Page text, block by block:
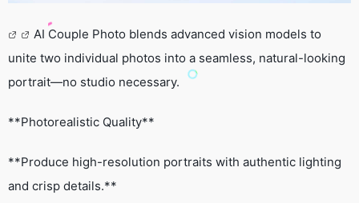
AI Couple Photo blends advanced vision models to
unite two individual photos into a seamless, natural-looking
portrait—no studio necessary.
**Photorealistic Quality**
**Produce high-resolution portraits with authentic lighting
and crisp details.**